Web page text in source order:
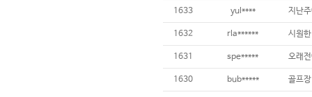
1633 yul****
1632 rla******
1631 spe*****
1630 bub*****